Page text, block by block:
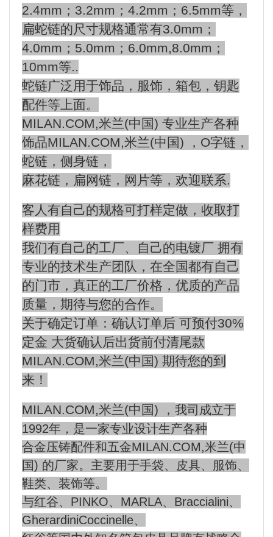
2.4mm；3.2mm；4.2mm；6.5mm等，
扁蛇链的尺寸规格通常有3.0mm；
4.0mm；5.0mm；6.0mm,8.0mm；
10mm等..
蛇链广泛用于饰品，服饰，箱包，钥匙
配件等上面。
MILAN.COM,米兰(中国) 专业生产各种
饰品MILAN.COM,米兰(中国) ，O字链，
蛇链，侧身链，
麻花链，扁网链，网片等，欢迎联系.
客人有自己的规格可打样定做，收取打
样费用
我们有自己的工厂、自己的电镀厂 拥有
专业的技术生产团队，在全国都有自己
的门市，真正的工厂价格，优质的产品
质量，期待与您的合作。
关于确定订单：确认订单后 可预付30%
定金 大货确认后出货前付清尾款
MILAN.COM,米兰(中国) 期待您的到
来！
MILAN.COM,米兰(中国) ， 我司成立于
1992年，是一家专业设计生产各种
合金压铸配件和五金MILAN.COM,米兰(中
国) 的厂家。主要用于手袋、皮具、服饰、
鞋类、装饰等。
与红谷、PINKO、MARLA、Braccialini、
GherardiniCoccinelle、